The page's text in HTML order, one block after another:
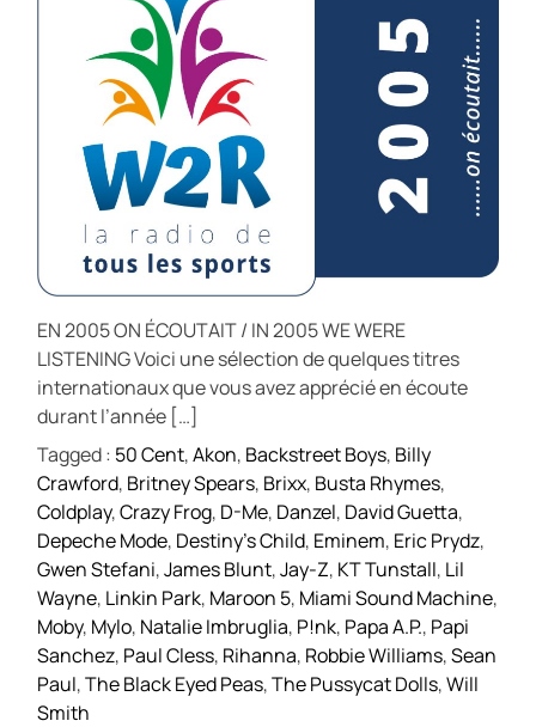
EN 2005 ON ÉCOUTAIT / IN 2005 WE WERE
LISTENING Voici une sélection de quelques titres
internationaux que vous avez apprécié en écoute
durant l’année […]
Tagged : 50 Cent,Akon, Backstreet Boys, Billy
Crawford, Britney Spears, Brixx, Busta Rhymes,
Coldplay,Crazy Frog, D-Me, Danzel, David Guetta,
Depeche Mode, Destiny's Child, Eminem, Eric Prydz,
Gwen Stefani,James Blunt,Jay-Z, KT Tunstall, Lil
Wayne, Linkin Park, Maroon 5, Miami Sound Machine,
Moby, Mylo, Natalie Imbruglia, P!nk, Papa A.P., Papi
Sanchez, Paul Cless, Rihanna, Robbie Williams,Sean
Paul,The Black Eyed Peas,The Pussycat Dolls,Will
Smith